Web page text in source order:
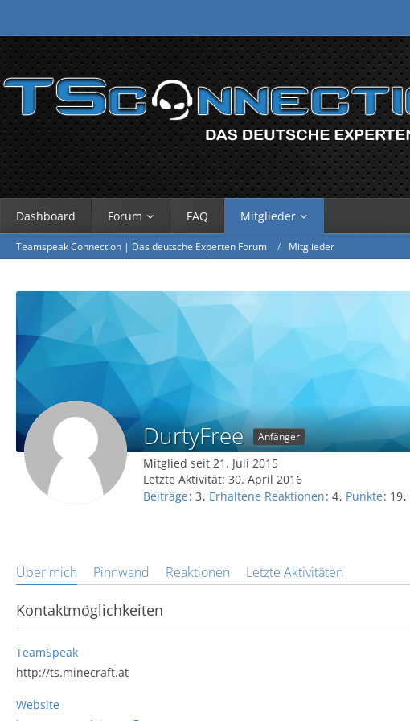
Dashboard Forum FAQ Mitglieder
Teamspeak Connection | Das deutsche Experten Forum Mitglieder
DurtyFree Anfänger
Mitglied seit 21. Juli 2015
Letzte Aktivität: 30. April 2016
Beiträge 3 Erhaltene Reaktionen 4 Punkte 19
Über mich Pinnwand Reaktionen Letzte Aktivitäten
Kontaktmöglichkeiten
TeamSpeak
http://ts.minecraft.at
Website